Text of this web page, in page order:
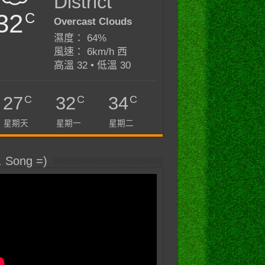
C
Overcast Clouds
濕度： 64%
風速： 6km/h 西
高溫 32 • 低溫 30
27C
星期天
32C
星期一
34C
星期二
Song =)